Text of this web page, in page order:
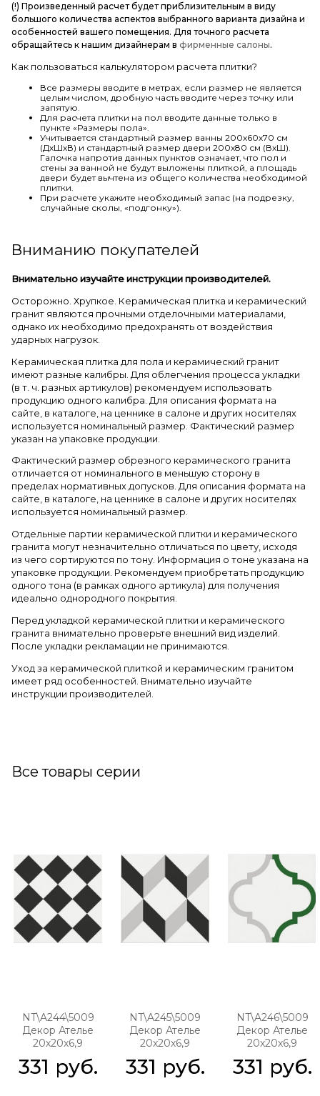
(!) Произведенный расчет будет приблизительным в виду
большого количества аспектов выбранного варианта дизайна и
особенностей вашего помещения. Для точного расчета
обращайтесь к нашим дизайнерам в фирменные салоны.
Как пользоваться калькулятором расчета плитки?
Все размеры вводите в метрах, если размер не является
целым числом, дробную часть вводите через точку или
запятую.
Для расчета плитки на пол вводите данные только в
пункте «Размеры пола».
Учитывается стандартный размер ванны 200х60х70 см
(ДхШхВ) и стандартный размер двери 200х80 см (ВхШ).
Галочка напротив данных пунктов означает, что пол и
стены за ванной не будут выложены плиткой, а площадь
двери будет вычтена из общего количества необходимой
плитки.
При расчете укажите необходимый запас (на подрезку,
случайные сколы, «подгонку»).
Вниманию покупателей
Внимательно изучайте инструкции производителей.
Осторожно. Хрупкое. Керамическая плитка и керамический
гранит являются прочными отделочными материалами,
однако их необходимо предохранять от воздействия
ударных нагрузок.
Керамическая плитка для пола и керамический гранит
имеют разные калибры. Для облегчения процесса укладки
(в т. ч. разных артикулов) рекомендуем использовать
продукцию одного калибра. Для описания формата на
сайте, в каталоге, на ценнике в салоне и других носителях
используется номинальный размер. Фактический размер
указан на упаковке продукции.
Фактический размер обрезного керамического гранита
отличается от номинального в меньшую сторону в
пределах нормативных допусков. Для описания формата на
сайте, в каталоге, на ценнике в салоне и других носителях
используется номинальный размер.
Отдельные партии керамической плитки и керамического
гранита могут незначительно отличаться по цвету, исходя
из чего сортируются по тону. Информация о тоне указана на
упаковке продукции. Рекомендуем приобретать продукцию
одного тона (в рамках одного артикула) для получения
идеально однородного покрытия.
Перед укладкой керамической плитки и керамического
гранита внимательно проверьте внешний вид изделий.
После укладки рекламации не принимаются.
Уход за керамической плиткой и керамическим гранитом
имеет ряд особенностей. Внимательно изучайте
инструкции производителей.
Все товары серии
NT\A244\5009
Декор Ателье
20х20х6,9
331 руб.
NT\A245\5009
Декор Ателье
20х20х6,9
331 руб.
NT\A246\5009
Декор Ателье
20х20х6,9
331 руб.